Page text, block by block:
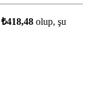
₺418,48 olup, şu